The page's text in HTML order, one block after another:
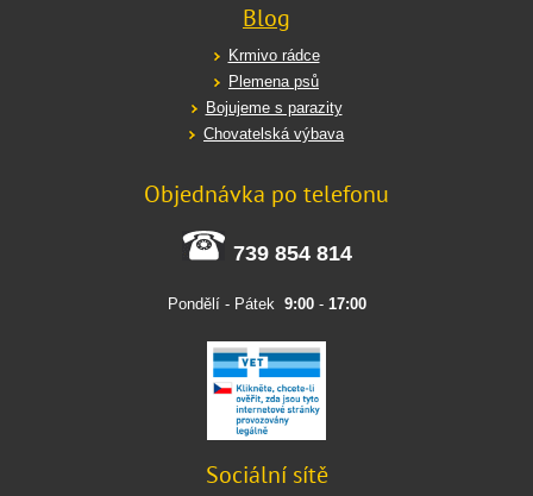
Blog
Krmivo rádce
Plemena psů
Bojujeme s parazity
Chovatelská výbava
Objednávka po telefonu
739 854 814
Pondělí - Pátek 9:00- 17:00
Sociální sítě